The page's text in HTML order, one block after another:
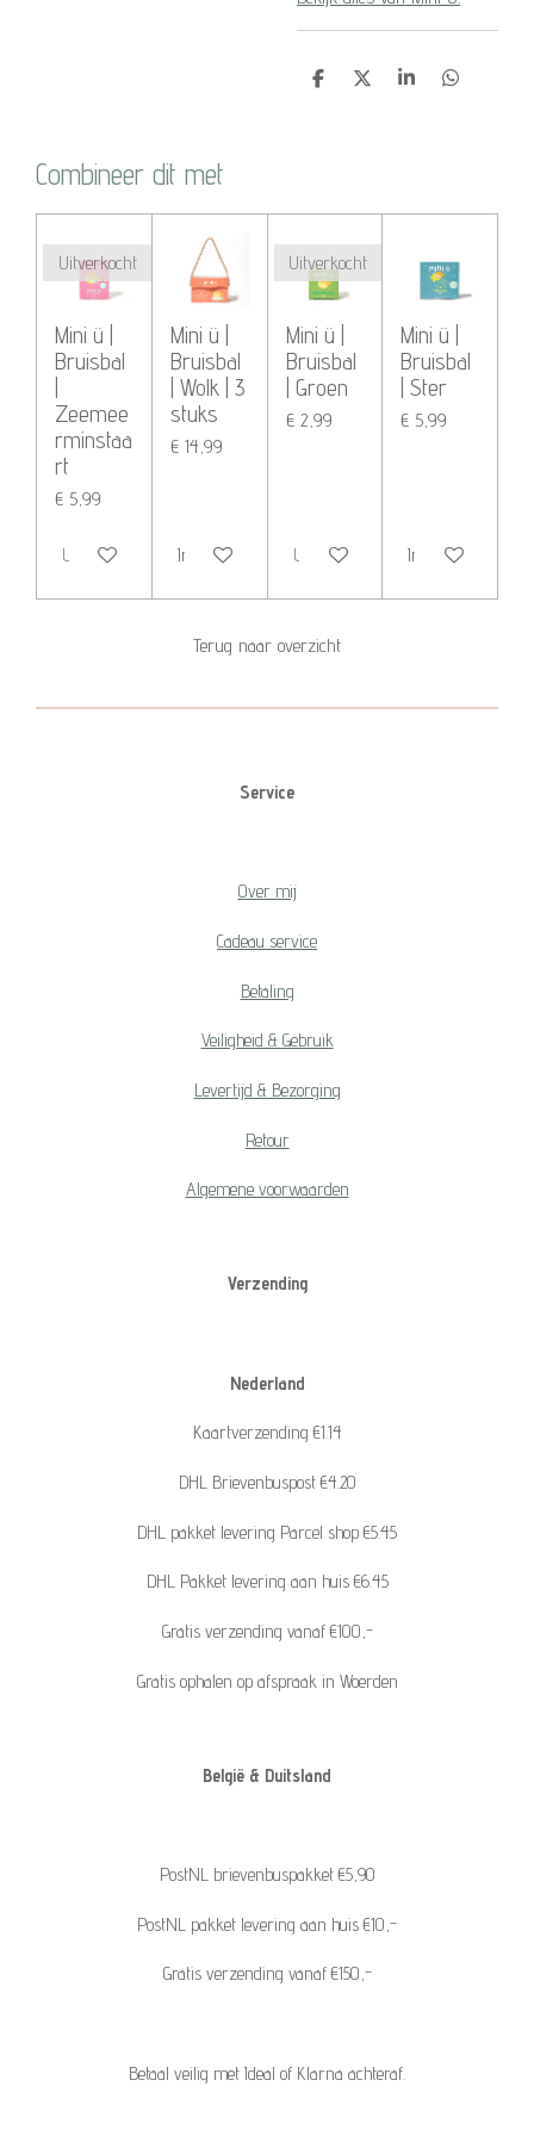
D
D
S
D
Combineer dit met
Uitverkocht
Mini ü |
Bruisbal
Zeemee
rminstaa
rt
€ 5,99
Uitverkocht
Mini ü |
Bruisbal
| Wolk | 3
stuks
€ 14,99
In winkelwagen
Uitverkocht
Mini ü |
Bruisbal
| Groen
€ 2,99
Uitverkocht
Mini ü |
Bruisbal
| Ster
€ 5,99
In winkelwagen
Terug naar overzicht
Service
Over mij
Cadeau service
Betaling
Veiligheid & Gebruik
Levertijd & Bezorging
Retour
Algemene voorwaarden
Verzending
Nederland
Kaartverzending €1.14
DHL Brievenbuspost €4.20
DHL pakket levering Parcel shop €5.45
DHL Pakket levering aan huis €6.45
Gratis verzending vanaf €100,-
Gratis ophalen op afspraak in Woerden
België & Duitsland
PostNL brievenbuspakket €5,90
PostNL pakket levering aan huis €10,-
Gratis verzending vanaf €150,-
Betaal veilig met Ideal of Klarna achteraf.